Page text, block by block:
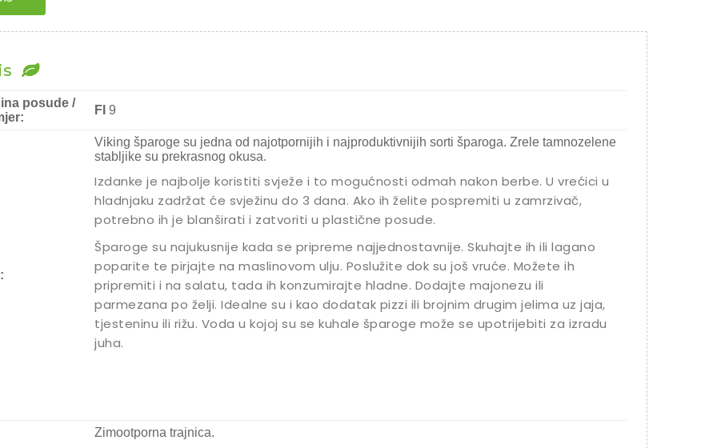
posude /
FI 9
Viking šparoge su jedna od najotpornijih i najproduktivnijih sorti šparoga. Zrele tamnozelene
stabljike su prekrasnog okusa.
Izdanke je najbolje koristiti svježe i to mogućnosti odmah nakon berbe. U vrećici u
hladnjaku zadržat će svježinu do 3 dana. Ako ih želite pospremiti u zamrzivač,
potrebno ih je blanširati i zatvoriti u plastične posude.
Šparoge su najukusnije kada se pripreme najjednostavnije. Skuhajte ih ili lagano
poparite te pirjajte na maslinovom ulju. Poslužite dok su još vruće. Možete ih
pripremiti i na salatu, tada ih konzumirajte hladne. Dodajte majonezu ili
parmezana po želji. Idealne su i kao dodatak pizzi ili brojnim drugim jelima uz jaja,
tjesteninu ili rižu. Voda u kojoj su se kuhale šparoge može se upotrijebiti za izradu
juha.
Zimootporna trajnica.